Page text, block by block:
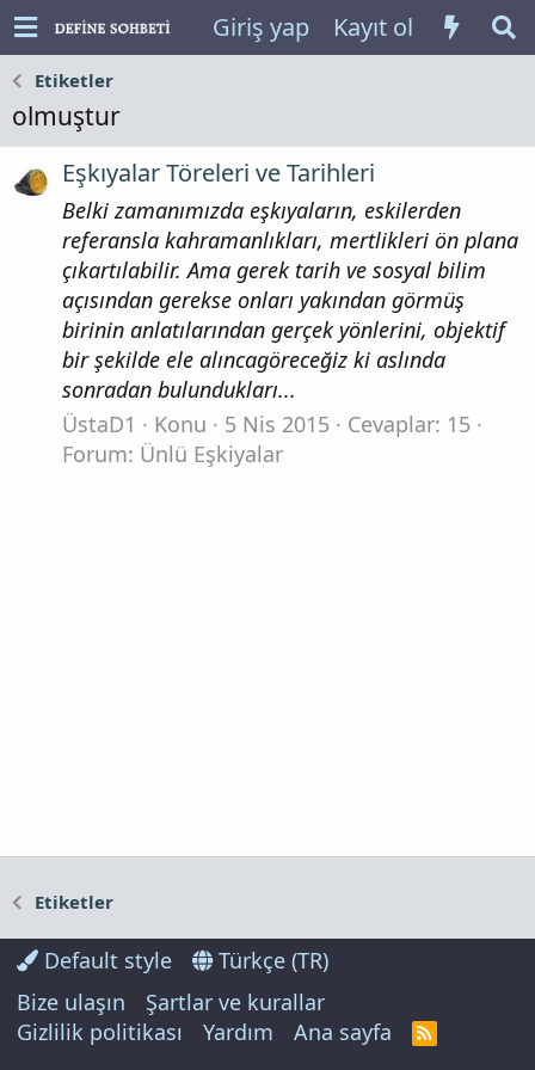
Giriş yap Kayıt ol
Etiketler
olmuştur
Eşkıyalar Töreleri ve Tarihleri
Belki zamanımızda eşkıyaların, eskilerden
referansla kahramanlıkları, mertlikleri ön plana
çıkartılabilir. Ama gerek tarih ve sosyal bilim
açısından gerekse onları yakından görmüş
birinin anlatılarından gerçek yönlerini, objektif
bir şekilde ele alıncagöreceğiz ki aslında
sonradan bulundukları...
ÜstaD1
Konu 5 Nis 2015
Cevaplar: 15
Forum: Ünlü Eşkiyalar
Etiketler
Default style
Türkçe (TR)
Bize ulaşın
Şartlar ve kurallar
Gizlilik politikası
Yardım Ana sayfa
R